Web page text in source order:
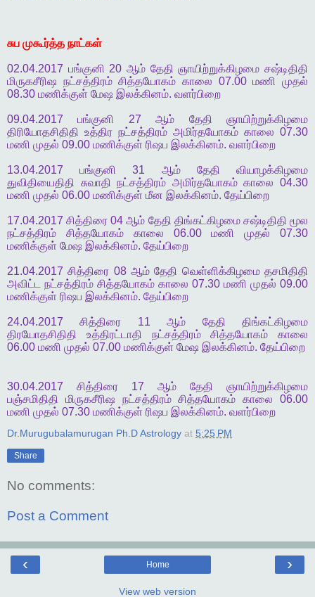
சுப முகூர்த்த நாட்கள்
02.04.2017 பங்குனி 20ஆம் தேதி ஞாயிற்றுக்கிழமை சஷ்டிதிதி
மிருகசீரிஷ நட்சத்திரம் சித்தயோகம் காலை 07.00மணி
முதல்
08.30 மணிக்குள் மேஷ இலக்கினம். வளர்பிறை
09.04.2017பங்குனி 27ஆம் தேதி
ஞாயிற்றுக்கிழமை
திரியோதசிதிதி உத்திர நட்சத்திரம் அமிர்தயோகம் காலை 07.30
மணி முதல் 09.00 மணிக்குள் ரிஷப இலக்கினம். வளர்பிறை
13.04.2017பங்குனி 31 ஆம் தேதி
வியாழக்கிழமை
துவிதியைதிதி
சுவாதி நட்சத்திரம் அமிர்தயோகம் காலை 04.30
மணி முதல் 06.00 மணிக்குள் மீன இலக்கினம். தேய்பிறை
17.04.2017சித்திரை 04ஆம் தேதி திங்கட்கிழமை சஷ்டிதிதி மூல
நட்சத்திரம்
சித்தயோகம் காலை 06.00மணி முதல் 07.30
மணிக்குள் மேஷ இலக்கினம். தேய்பிறை
21.04.2017சித்திரை 08ஆம் தேதி வெள்ளிக்கிழமை தசமிதிதி
அவிட்ட
நட்சத்திரம் சித்தயோகம் காலை 07.30 மணி முதல் 09.00
மணிக்குள் ரிஷப இலக்கினம். தேய்பிறை
24.04.2017சித்திரை 11ஆம் தேதி
திங்கட்கிழமை
திரயோதசிதிதி
உத்திரட்டாதி நட்சத்திரம் சித்தயோகம்
காலை
06.00 மணி முதல் 07.00 மணிக்குள் மேஷ இலக்கினம். தேய்பிறை
30.04.2017 சித்திரை 17 ஆம் தேதி
ஞாயிற்றுக்கிழமை
பஞ்சமிதிதி
மிருகசீரிஷ நட்சத்திரம் சித்தயோகம் காலை 06.00
மணி முதல் 07.30 மணிக்குள் ரிஷப இலக்கினம். வளர்பிறை
Dr.Murugubalamurugan Ph.D Astrology at 5:25 PM
Share
No comments:
Post a Comment
‹ ›
Home
View web version